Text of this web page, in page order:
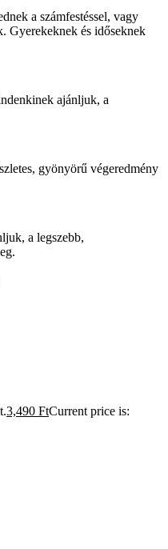
a számfestéssel, vagy
Gyerekeknek és időseknek
ajánljuk, a
gyönyörű végeredmény
a legszebb,
3,490 FtCurrent price is: